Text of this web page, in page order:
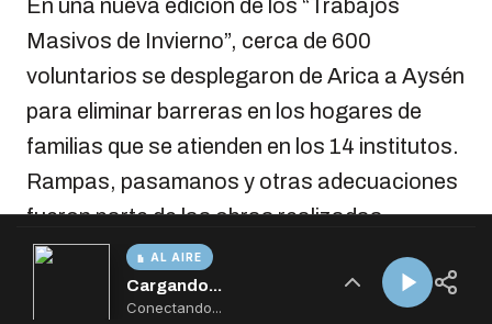
AL AIRE
Cargando...
Conectando...